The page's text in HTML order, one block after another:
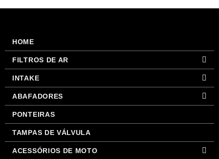
HOME
FILTROS DE AR
INTAKE
ABAFADORES
PONTEIRAS
TAMPAS DE VÁLVULA
ACESSÓRIOS DE MOTO